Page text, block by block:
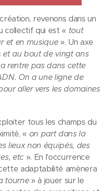
revenons dans un
collectif qui est « tout
et en musique». Un axe
et au bout de vingt ans
rentre pas dans cette
On a une ligne de
aller vers les domaines
tous les champs du
« on part dans la
lieux non équipés, des
etc ». En l'occurrence
adaptabilité amènera
tourne» à jouer sur le